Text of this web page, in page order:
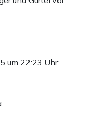
um 22:23 Uhr